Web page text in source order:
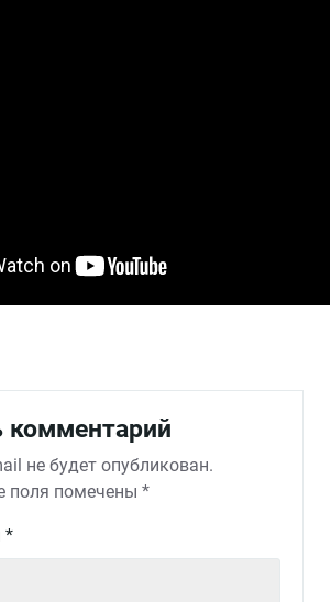
комментарий
не будет опубликован.
поля помечены *
*